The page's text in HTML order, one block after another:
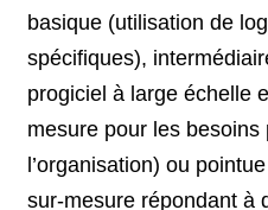
basique (utilisation de
spécifiques),
progiciel à large échelle
mesure pour les besoins
l’organisation) ou
sur-mesure répondant à